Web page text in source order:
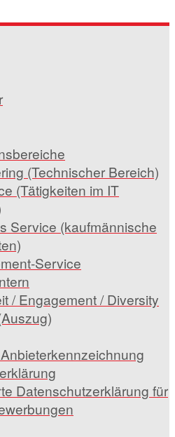
(Technischer Bereich)
(Tätigkeiten im IT
Service (kaufmännische
Service
/ Engagement / Diversity
Datenschutzerklärung für